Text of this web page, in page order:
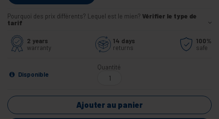
Pourquoi des prix différents? Lequel est le mien? Vérifier le type de
tarif
2 years
warranty
14 days
returns
100%
safe
Disponible
Quantité
Ajouter au panier